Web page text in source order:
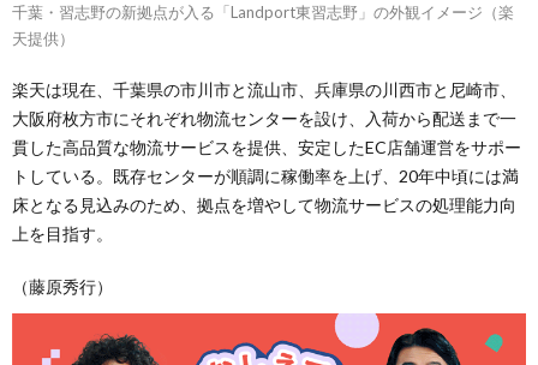
千葉・習志野の新拠点が入る「Landport東習志野」の外観イメージ（楽
天提供）
楽天は現在、千葉県の市川市と流山市、兵庫県の川西市と尼崎市、
大阪府枚方市にそれぞれ物流センターを設け、入荷から配送まで一
貫した高品質な物流サービスを提供、安定したEC店舗運営をサポー
トしている。既存センターが順調に稼働率を上げ、20年中頃には満
床となる見込みのため、拠点を増やして物流サービスの処理能力向
上を目指す。
（藤原秀行）